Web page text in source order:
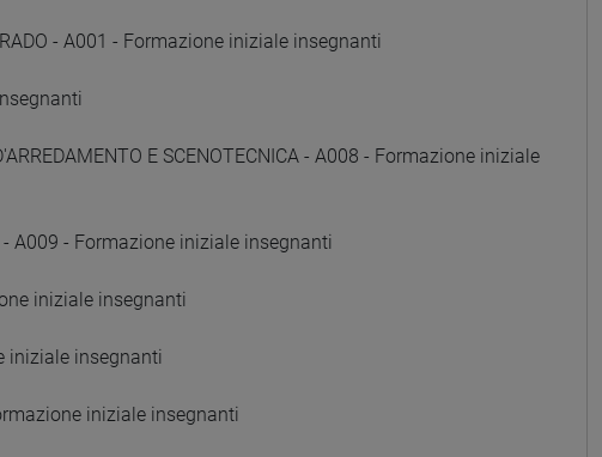
- A001 - Formazione iniziale insegnanti
E SCENOTECNICA - A008 - Formazione iniziale
- A009 - Formazione iniziale insegnanti
iniziale insegnanti
iniziale insegnanti
iniziale insegnanti